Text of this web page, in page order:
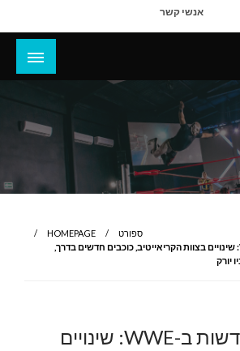
אנשי קשר
HOMEPAGE
ספורט
גל שמועות וחדשות ב-WWE: שינויים בצוות הקריאייטיב, כוכבים חדשים בדרך,
גל שמועות וחדשות ב-WWE: שינויים